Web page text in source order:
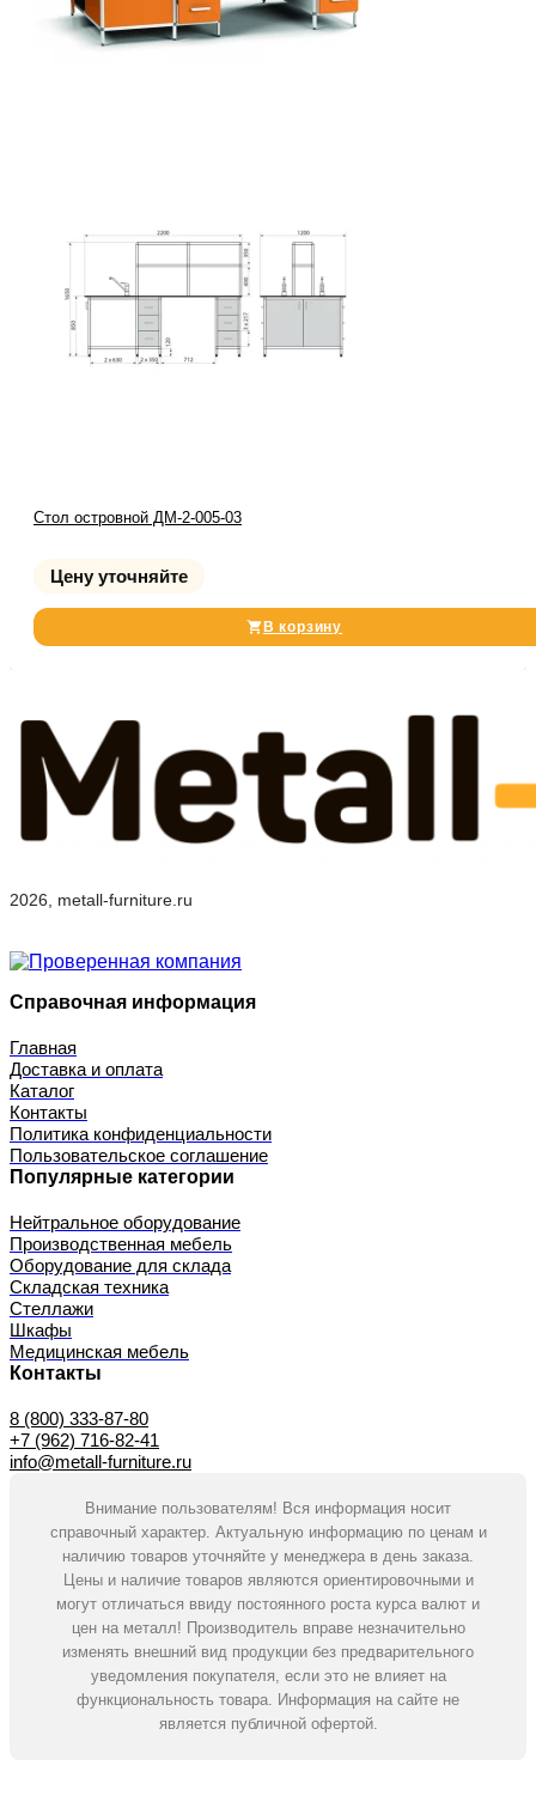
Стол островной ДМ-2-005-03
Цену уточняйте
В корзину
2026, metall-furniture.ru
Справочная информация
Главная
Доставка и оплата
Каталог
Контакты
Политика конфиденциальности
Пользовательское соглашение
Популярные категории
Нейтральное оборудование
Производственная мебель
Оборудование для склада
Складская техника
Стеллажи
Шкафы
Медицинская мебель
Контакты
8 (800) 333-87-80
+7 (962) 716-82-41
info@metall-furniture.ru
Внимание пользователям! Вся информация носит
справочный характер. Актуальную информацию по ценам и
наличию товаров уточняйте у менеджера в день заказа.
Цены и наличие товаров являются ориентировочными и
могут отличаться ввиду постоянного роста курса валют и
цен на металл! Производитель вправе незначительно
изменять внешний вид продукции без предварительного
уведомления покупателя, если это не влияет на
функциональность товара. Информация на сайте не
является публичной офертой.